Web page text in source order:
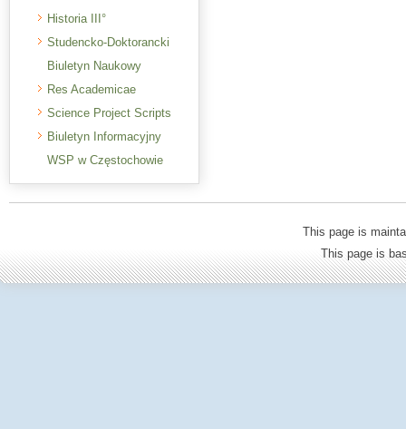
Historia III°
Studencko-Doktorancki
Biuletyn Naukowy
Res Academicae
Science Project Scripts
Biuletyn Informacyjny
WSP w Częstochowie
This page is
This page is